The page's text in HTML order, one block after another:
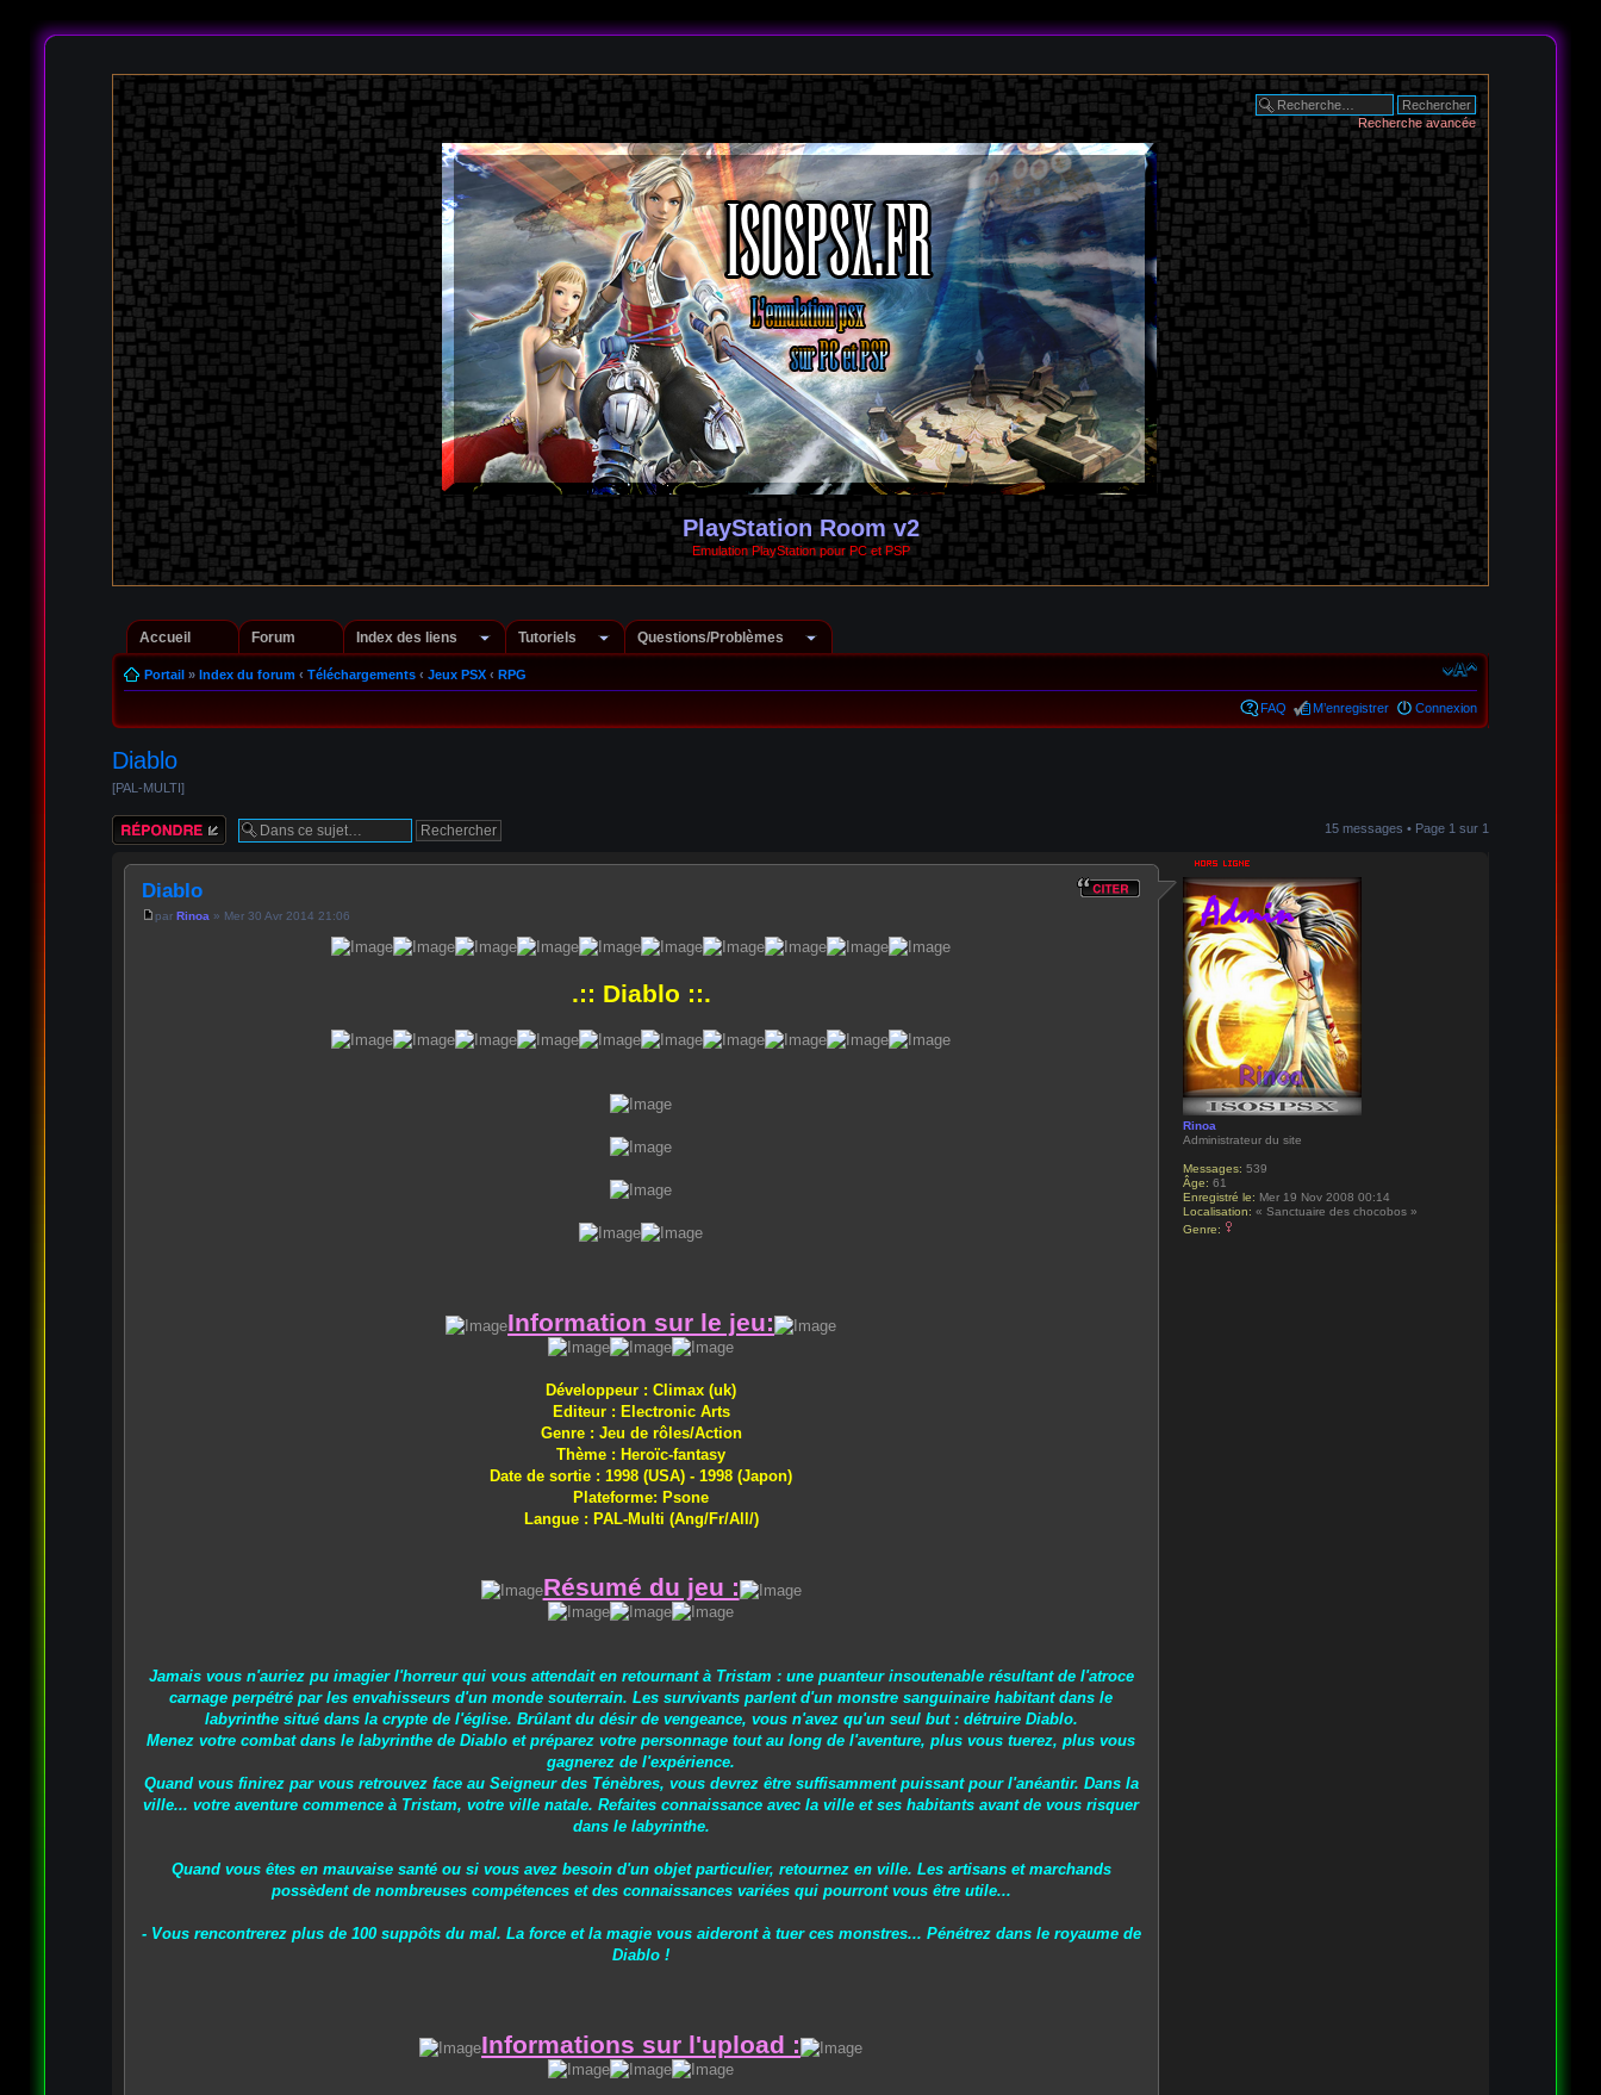
Recherche avancée
PlayStation Room v2
Emulation PlayStation pour PC et PSP
Accueil Forum Index des liens Tutoriels Questions/Problèmes
Portail» Index du forum ‹ Téléchargements ‹ Jeux PSX ‹ RPG
FAQ M’enregistrer Connexion
Diablo
[PAL-MULTI]
Répondre 15 messages • Page 1 sur 1
Diablo
par Rinoa » Mer 30 Avr 2014 21:06
.:: Diablo ::.
Information sur le jeu:
Développeur : Climax (uk)
Editeur : Electronic Arts
Genre : Jeu de rôles/Action
Thème : Heroïc-fantasy
Date de sortie : 1998 (USA) - 1998 (Japon)
Plateforme: Psone
Langue : PAL-Multi (Ang/Fr/All/)
Résumé du jeu :
Jamais vous n'auriez pu imagier l'horreur qui vous attendait en retournant à Tristam : une puanteur insoutenable résultant de l'atroce
carnage perpétré par les envahisseurs d'un monde souterrain. Les survivants parlent d'un monstre sanguinaire habitant dans le
labyrinthe situé dans la crypte de l'église. Brûlant du désir de vengeance, vous n'avez qu'un seul but : détruire Diablo.
Menez votre combat dans le labyrinthe de Diablo et préparez votre personnage tout au long de l'aventure, plus vous tuerez, plus vous
gagnerez de l'expérience.
Quand vous finirez par vous retrouvez face au Seigneur des Ténèbres, vous devrez être suffisamment puissant pour l'anéantir. Dans la
ville... votre aventure commence à Tristam, votre ville natale. Refaites connaissance avec la ville et ses habitants avant de vous risquer
dans le labyrinthe.
Quand vous êtes en mauvaise santé ou si vous avez besoin d'un objet particulier, retournez en ville. Les artisans et marchands
possèdent de nombreuses compétences et des connaissances variées qui pourront vous être utile...
- Vous rencontrerez plus de 100 suppôts du mal. La force et la magie vous aideront à tuer ces monstres... Pénétrez dans le royaume de
Diablo !
Informations sur l'upload :
Rinoa
Administrateur du site
Messages: 539
Âge: 61
Enregistré le: Mer 19 Nov 2008 00:14
Localisation: « Sanctuaire des chocobos »
Genre: